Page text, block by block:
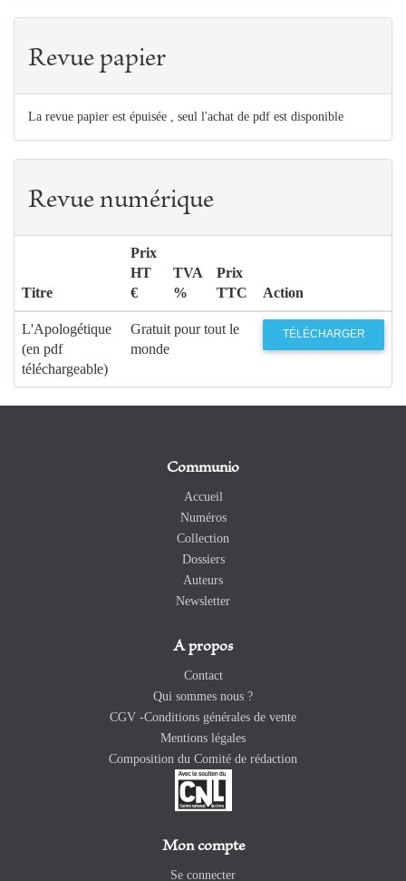
Revue papier
La revue papier est épuisée , seul l'achat de pdf est disponible
Revue numérique
Titre
Prix
HT
€
TVA
%
Prix
TTC
Action
L'Apologétique
(en pdf
téléchargeable)
Gratuit pour tout le
monde
TÉLÉCHARGER
Communio
Accueil
Numéros
Collection
Dossiers
Auteurs
Newsletter
A propos
Contact
Qui sommes nous ?
CGV -Conditions générales de vente
Mentions légales
Composition du Comité de rédaction
Mon compte
Se connecter